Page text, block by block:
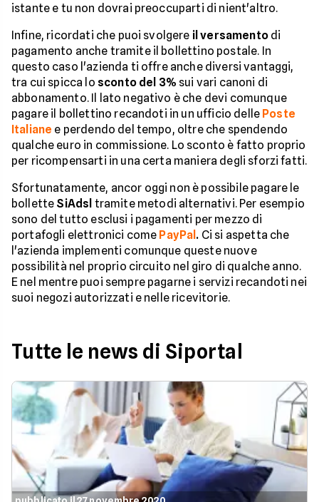
istante e tu non dovrai preoccuparti di nient'altro.
Infine, ricordati che puoi svolgere il versamentodi
pagamento anche tramite il bollettino postale. In
questo caso l'azienda ti offre anche diversi vantaggi,
tra cui spicca lo sconto del 3% sui vari canoni di
abbonamento. Il lato negativo è che devi comunque
pagare il bollettino recandoti in un ufficio delle Poste
Italiane e perdendo del tempo, oltre che spendendo
qualche euro in commissione. Lo sconto è fatto proprio
per ricompensarti in una certa maniera degli sforzi fatti.
Sfortunatamente, ancor oggi non è possibile pagare le
bollette SiAdsl tramite metodi alternativi. Per esempio
sono del tutto esclusi i pagamenti per mezzo di
portafogli elettronici come PayPal . Ci si aspetta che
l'azienda implementi comunque queste nuove
possibilità nel proprio circuito nel giro di qualche anno.
E nel mentre puoi sempre pagarne i servizi recandoti nei
suoi negozi autorizzati e nelle ricevitorie.
Tutte le news di Siportal